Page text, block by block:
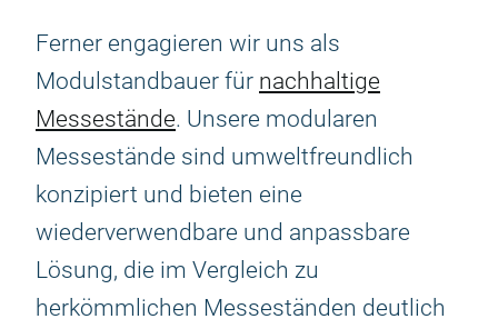
Ferner engagieren wir uns als
Modulstandbauer für nachhaltige
Messestände. Unsere modularen
Messestände sind umweltfreundlich
konzipiert und bieten eine
wiederverwendbare und anpassbare
Lösung, die im Vergleich zu
herkömmlichen Messeständen deutlich